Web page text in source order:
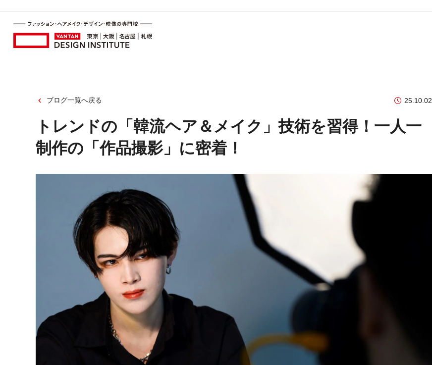
ブログ一覧へ戻る 25.10.02
トレンドの「韓流ヘア＆メイク」技術を習得！一人一
制作の「作品撮影」に密着！